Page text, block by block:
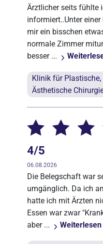
Ärztlicher seits fühlte
informiert..Unter
mir ein bisschen
normale Zimmer
besser ...
Klinik für
Ästhetische
4/5
06.08.2026
Die Belegschaft war
umgänglich. Da ich
hatte ich mit Ärzten
Essen war zwar
aber ...
Weiterlesen